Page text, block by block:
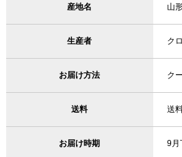
産地名 山
生産者 ク
お届け方法 ク
送料 送
お届け時期 9月